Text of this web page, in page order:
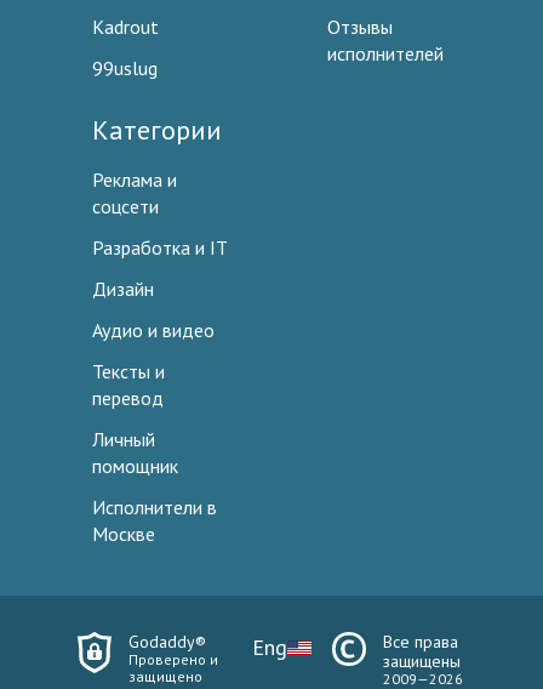
Kadrout
99uslug
Отзывы
исполнителей
Категории
Реклама и
соцсети
Разработка и IT
Дизайн
Аудио и видео
Тексты и
перевод
Личный
помощник
Исполнители в
Москве
Godaddy®
Проверено и
защищено
Eng
Все права
защищены
2009—2026